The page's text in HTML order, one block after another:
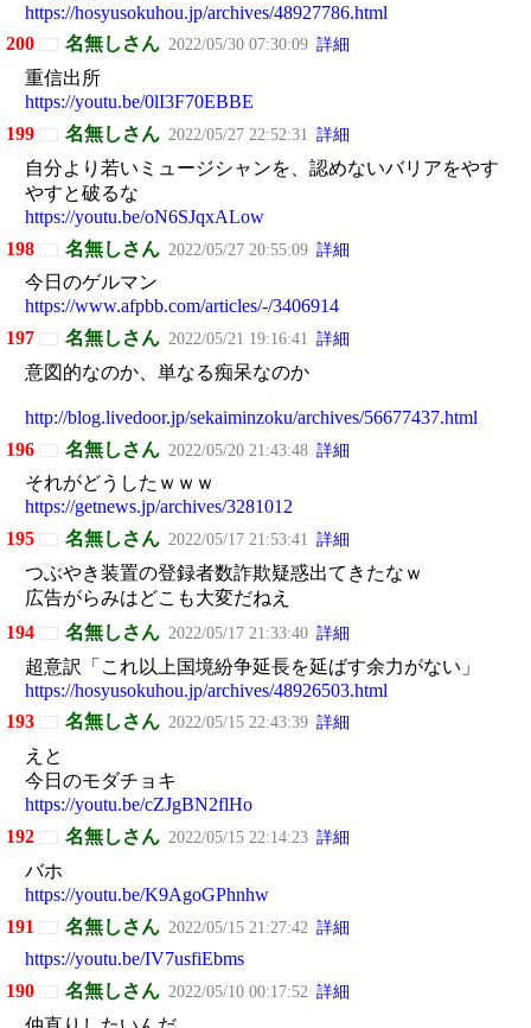
https://hosyusokuhou.jp/archives/48927786.html
200
名無しさん 2022/05/30 07:30:09 詳細
重信出所
https://youtu.be/0lI3F70EBBE
199
名無しさん 2022/05/27 22:52:31 詳細
自分より若いミュージシャンを、認めないバリアをやす
やすと破るな
https://youtu.be/oN6SJqxALow
198
名無しさん 2022/05/27 20:55:09 詳細
今日のゲルマン
https://www.afpbb.com/articles/-/3406914
197
名無しさん 2022/05/21 19:16:41 詳細
意図的なのか、単なる痴呆なのか
http://blog.livedoor.jp/sekaiminzoku/archives/56677437.html
196
名無しさん 2022/05/20 21:43:48 詳細
それがどうしたｗｗｗ
https://getnews.jp/archives/3281012
195
名無しさん 2022/05/17 21:53:41 詳細
つぶやき装置の登録者数詐欺疑惑出てきたなｗ
広告がらみはどこも大変だねえ
194
名無しさん 2022/05/17 21:33:40 詳細
超意訳「これ以上国境紛争延長を延ばす余力がない」
https://hosyusokuhou.jp/archives/48926503.html
193
名無しさん 2022/05/15 22:43:39 詳細
えと
今日のモダチョキ
https://youtu.be/cZJgBN2flHo
192
名無しさん 2022/05/15 22:14:23 詳細
バホ
https://youtu.be/K9AgoGPhnhw
191
名無しさん 2022/05/15 21:27:42 詳細
https://youtu.be/IV7usfiEbms
190
名無しさん 2022/05/10 00:17:52 詳細